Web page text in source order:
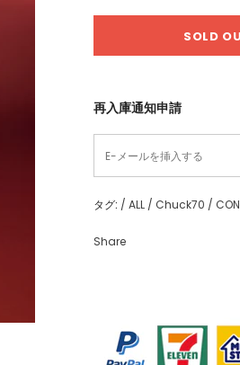
再入庫通知申請
タグ: / ALL / Chuck70 /
Share